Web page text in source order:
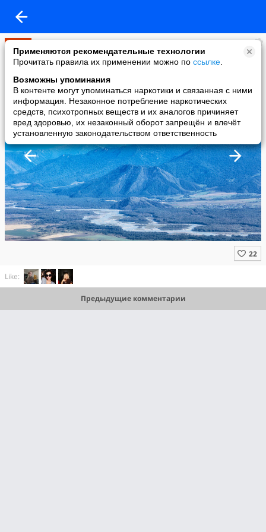
Применяются рекомендательные технологии
Прочитать правила их применении можно по ссылке
Возможны упоминания
В контенте могут упоминаться наркотики и связанная с ними
информация. Незаконное потребление наркотических
средств, психотропных веществ и их аналогов причиняет
вред здоровью, их незаконный оборот запрещён и влечёт
установленную законодательством ответственность
Мир
added a photo
12 May в 15:33
Like:
Предыдущие комментарии